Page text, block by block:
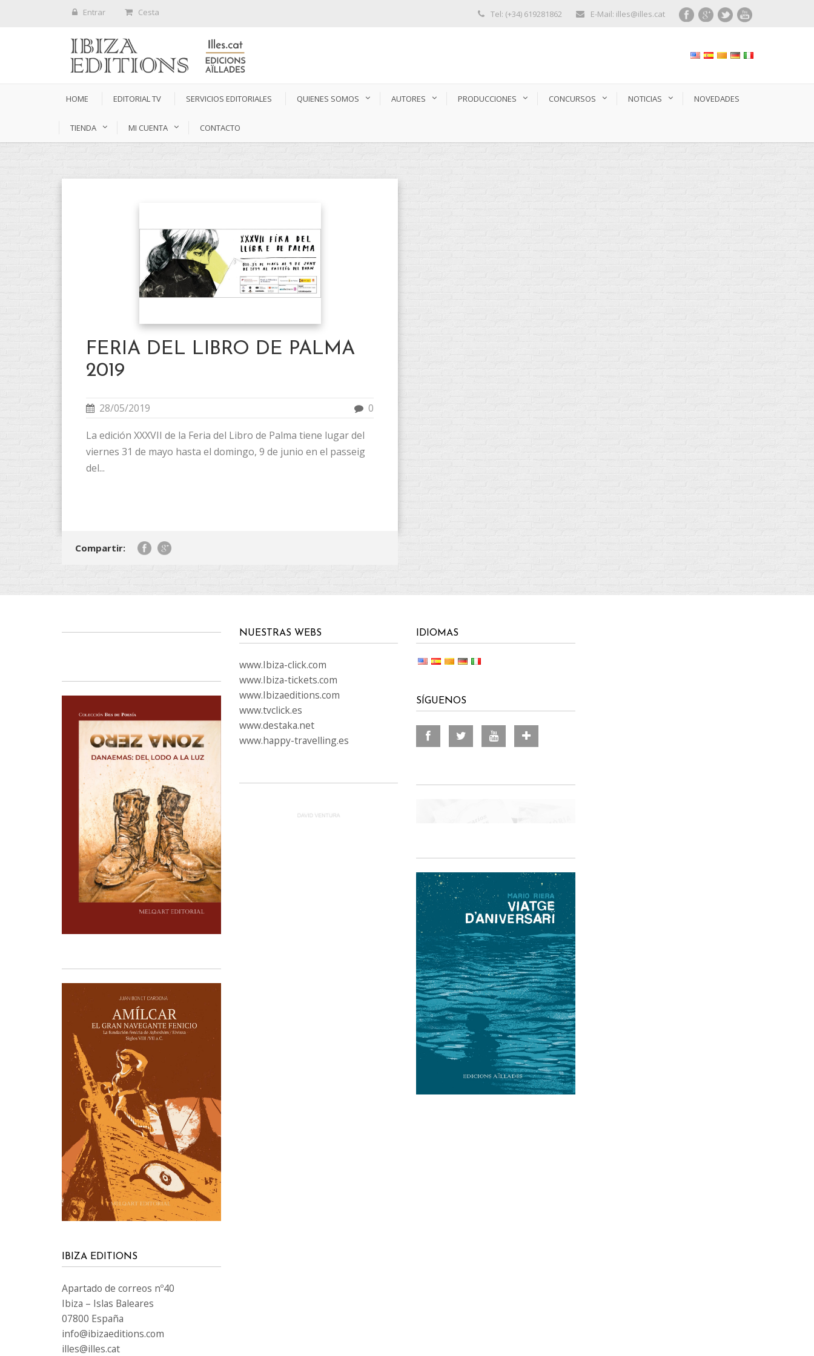
Entrar Cesta Tel: (+34) 619281862 E-Mail: illes@illes.cat
HOME EDITORIAL TV SERVICIOS EDITORIALES QUIENES SOMOS AUTORES PRODUCCIONES CONCURSOS NOTICIAS NOVEDADES
TIENDA MI CUENTA CONTACTO
FERIA DEL LIBRO DE PALMA
2019
28/05/2019 0
La edición XXXVII de la Feria del Libro de Palma tiene lugar del
viernes 31 de mayo hasta el domingo, 9 de junio en el passeig
del...
Compartir:
IBIZA EDITIONS
Apartado de correos nº40
Ibiza – Islas Baleares
07800 España
info@ibizaeditions.com
illes@illes.cat
NUESTRAS WEBS
www.Ibiza-click.com
www.Ibiza-tickets.com
www.Ibizaeditions.com
www.tvclick.es
www.destaka.net
www.happy-travelling.es
IDIOMAS
SÍGUENOS